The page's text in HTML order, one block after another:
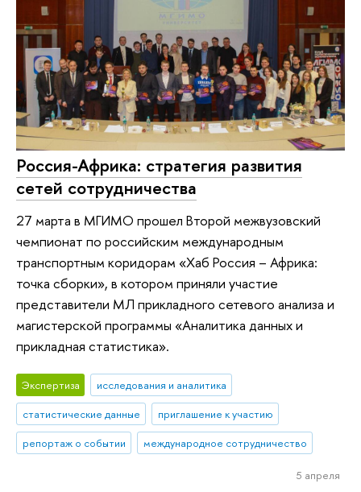
Россия-Африка: стратегия развития
сетей сотрудничества
27 марта в МГИМО прошел Второй межвузовский
чемпионат по российским международным
транспортным коридорам «Хаб Россия – Африка:
точка сборки», в котором приняли участие
представители МЛ прикладного сетевого анализа и
магистерской программы «Аналитика данных и
прикладная статистика».
Экспертиза
исследования и аналитика
статистические данные
приглашение к участию
репортаж о событии
международное сотрудничество
5 апреля